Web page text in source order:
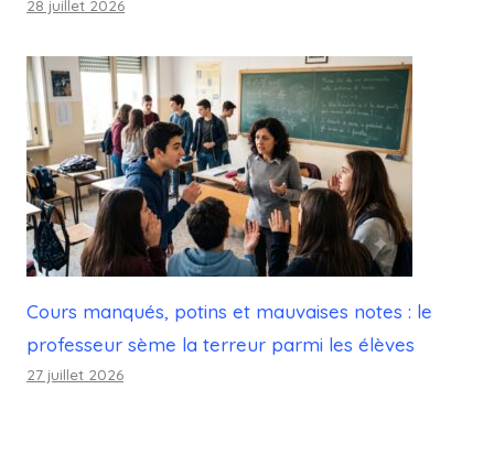
28 juillet 2026
Cours manqués, potins et mauvaises notes : le
professeur sème la terreur parmi les élèves
27 juillet 2026